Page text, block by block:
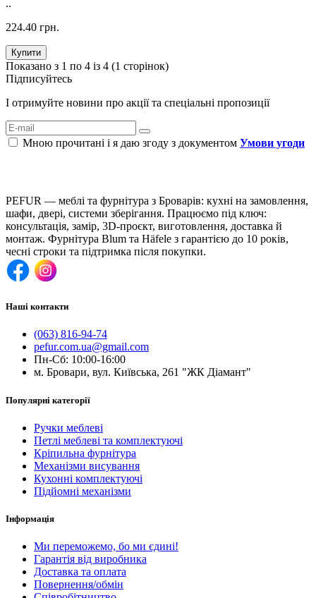
..
224.40 грн.
Купити
Показано з 1 по 4 із 4 (1 сторінок)
Підписуйтесь
І отримуйте новини про акції та спеціальні пропозиції
Мною прочитані і я даю згоду з документом Умови угоди
PEFUR — меблі та фурнітура з Броварів: кухні на замовлення,
шафи, двері, системи зберігання. Працюємо під ключ:
консультація, замір, 3D-проєкт, виготовлення, доставка й
монтаж. Фурнітура Blum та Häfele з гарантією до 10 років,
чесні строки та підтримка після покупки.
Наші контакти
(063) 816-94-74
pefur.com.ua@gmail.com
Пн-Сб: 10:00-16:00
м. Бровари, вул. Київська, 261 "ЖК Діамант"
Популярні категорії
Ручки меблеві
Петлі меблеві та комплектуючі
Кріпильна фурнітура
Механізми висування
Кухонні комплектуючі
Підйомні механізми
Інформація
Ми переможемо, бо ми єдині!
Гарантія від виробника
Доставка та оплата
Повернення/обмін